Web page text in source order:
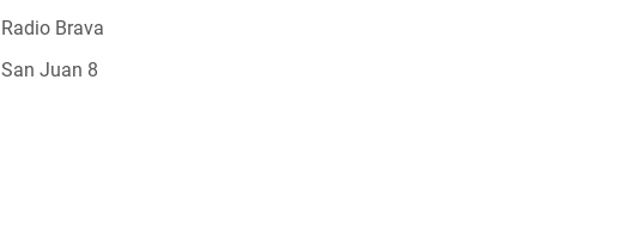
Radio Brava
San Juan 8